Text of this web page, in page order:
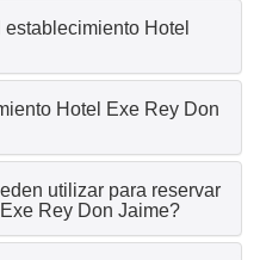
Hotel
Hotel Exe Rey Don
utilizar para reservar
Rey Don Jaime?